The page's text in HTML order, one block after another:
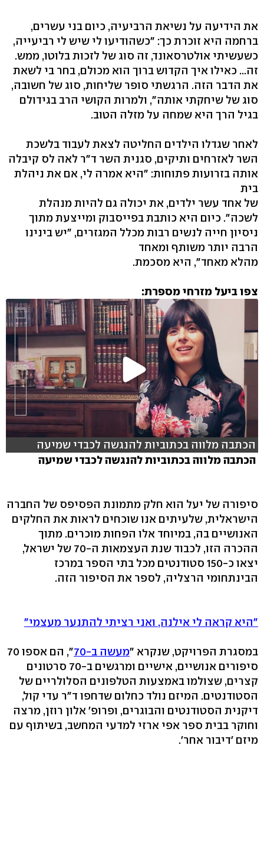
את הידיעה על נשיאת הרביעיה, כיום בני עשרים,
ברחמה היא זוכרת כך: "כשהודיעו לי שיש לי רביעייה,
כשעשיתי אולטרסאונד, זה סוג של לזכות בלוטו, ממש.
זה... כאילו איך הקדוש ברוך הוא מכולם, בחר בי לשאת
את הדבר הזה. הרגשתי סופר שליחות, סוג של חשובה,
סוג של שיחקתי אותה", ולמרות הקושי הרב בגידולם
בגיל הרך היא שמחה על מזלה הטוב.
לאחר שגדלו הילדים החליטה לצאת לעבוד בלשכת
השר לאזרחים ותיקים, סגנית השר ד"ר לאה לס קיבלה
אותה בזרועות פתוחות: "היא אמרה לי, אם את ניהלת
בית
של אחד עשר ילדים, את יכולה גם להיות מנהלת
לשכה". כיום היא כותבת בפייסבוק ומייצעת מתוך
ניסיון חייה לנשים רבות מכלל המגזרים, "יש בינינו
הרבה יותר משותף ומאחד
מהלא מאחד", היא מסכמת.
צפו ביעל מזרחי מספרת:
הכתבה מלווה בכתוביות להנגשה לכבדי שמיעה
הכתבה מלווה בכתוביות להנגשה לכבדי שמיעה
סיפורה של יעל הוא חלק מתמונת הפסיפס של החברה
הישראלית, שלעיתים אנו שוכחים לראות את החלקים
האנושיים בה, במיוחד אלו הפחות מוכרים. מתוך
ההכרה הזו, לכבוד שנת העצמאות ה-70 של ישראל,
יצאו כ-150 סטודנטים מכל בתי הספר במרכז
הבינתחומי הרצליה, לספר את הסיפור הזה.
"היא קראה לי אילנה, ואני רציתי להתנער מעצמי"
במסגרת הפרויקט, שנקרא "מעשה ב-70
", הם אספו 70
סיפורים אנושיים, אישיים ומרגשים ב-70 סרטונים
קצרים, שצולמו באמצעות הטלפונים הסלולריים של
הסטודנטים. המיזם נולד כחלום שדחפו ד"ר עדי קול,
דיקנית הסטודנטים והבוגרים, ופרופ' אלון רוזן, מרצה
וחוקר בבית ספר אפי ארזי למדעי המחשב, בשיתוף עם
מיזם 'דיבור אחר'.